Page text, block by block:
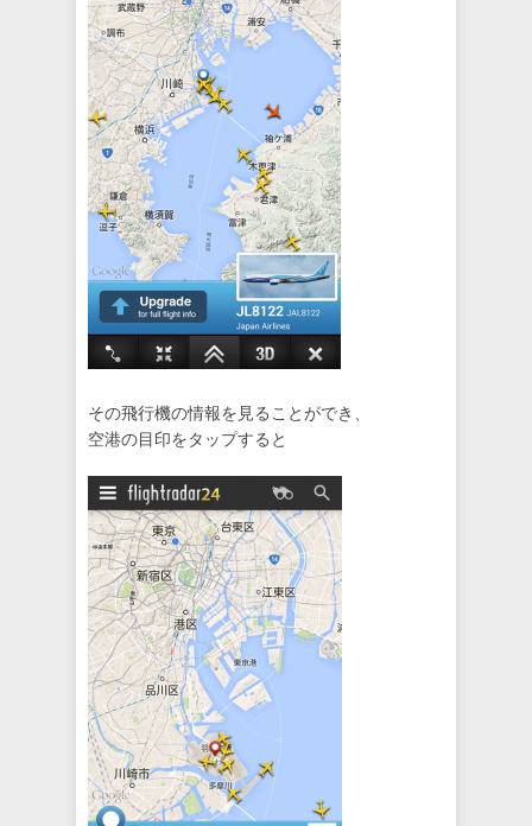
その飛行機の情報を見ることができ、
空港の目印をタップすると